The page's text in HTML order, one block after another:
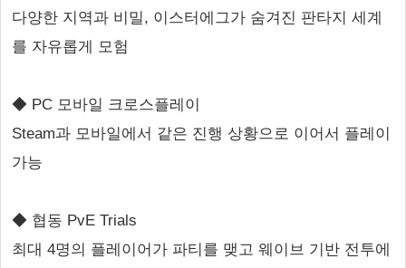
다양한 지역과 비밀, 이스터에그가 숨겨진 판타지 세계
를 자유롭게 모험
◆ PC 모바일 크로스플레이
Steam과 모바일에서 같은 진행 상황으로 이어서 플레이
가능
◆ 협동 PvE Trials
최대 4명의 플레이어가 파티를 맺고 웨이브 기반 전투에